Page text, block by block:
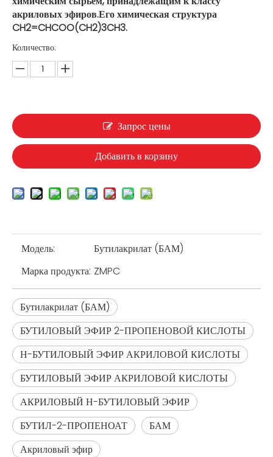
акриловых эфиров.Его химическая структура
CH2=CHCOO(CH2)3CH3.
Количество:
Запрос цены
Добавить в корзину
Модель:
Бутилакрилат (БАМ)
Марка продукта: ZMPC
Бутилакрилат (БАМ)
БУТИЛОВЫЙ ЭФИР 2-ПРОПЕНОВОЙ КИСЛОТЫ
Н-БУТИЛОВЫЙ ЭФИР АКРИЛОВОЙ КИСЛОТЫ
БУТИЛОВЫЙ ЭФИР АКРИЛОВОЙ КИСЛОТЫ
АКРИЛОВЫЙ Н-БУТИЛОВЫЙ ЭФИР
БУТИЛ-2-ПРОПЕНОАТ
БАМ
Акриловый эфир